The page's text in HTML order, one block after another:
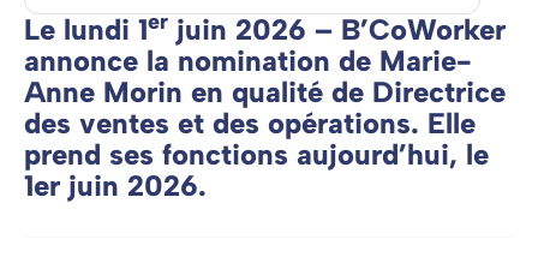
Le lundi 1er juin 2026 – B’CoWorker
annonce la nomination de Marie-
Anne Morin en qualité de Directrice
des ventes et des opérations. Elle
prend ses fonctions aujourd’hui, le
1er juin 2026.